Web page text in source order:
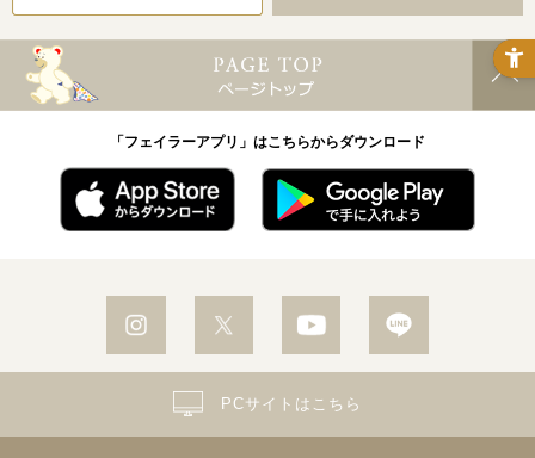
「フェイラーアプリ」はこちらからダウンロード
PCサイトはこちら